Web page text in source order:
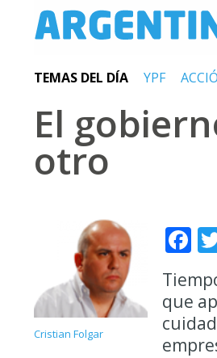
TEMAS DEL DÍA YPF
El
otro
Cristian Folgar
que